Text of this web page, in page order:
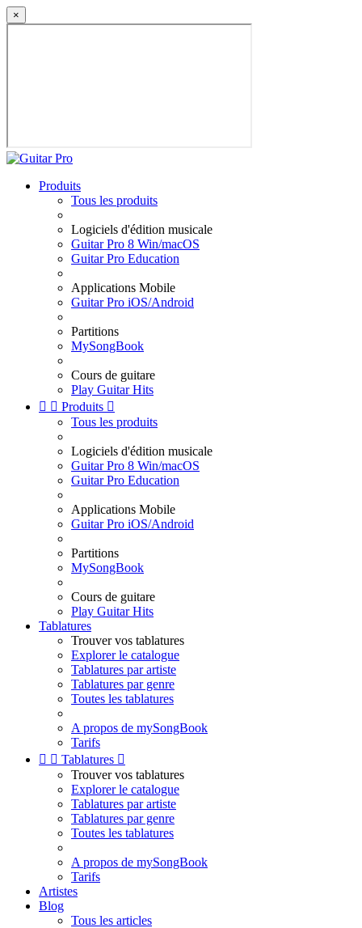
×
Produits
Tous les produits
Logiciels d'édition musicale
Guitar Pro 8 Win/macOS
Guitar Pro Education
Applications Mobile
Guitar Pro iOS/Android
Partitions
MySongBook
Cours de guitare
Play Guitar Hits
  Produits 
Tous les produits
Logiciels d'édition musicale
Guitar Pro 8 Win/macOS
Guitar Pro Education
Applications Mobile
Guitar Pro iOS/Android
Partitions
MySongBook
Cours de guitare
Play Guitar Hits
Tablatures
Trouver vos tablatures
Explorer le catalogue
Tablatures par artiste
Tablatures par genre
Toutes les tablatures
A propos de mySongBook
Tarifs
  Tablatures 
Trouver vos tablatures
Explorer le catalogue
Tablatures par artiste
Tablatures par genre
Toutes les tablatures
A propos de mySongBook
Tarifs
Artistes
Blog
Tous les articles